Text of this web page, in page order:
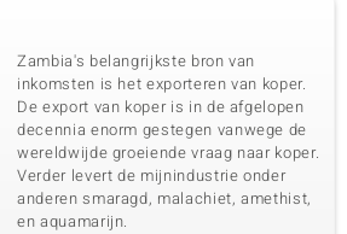
Zambia's belangrijkste bron van
inkomsten is het exporteren van koper.
De export van koper is in de afgelopen
decennia enorm gestegen vanwege de
wereldwijde groeiende vraag naar koper.
Verder levert de mijnindustrie onder
anderen smaragd, malachiet, amethist,
en aquamarijn.